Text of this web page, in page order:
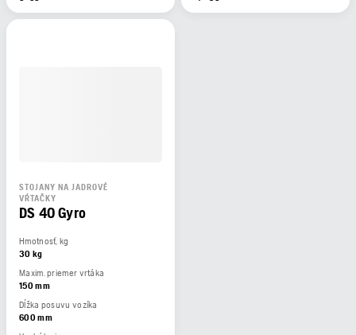
STOJANY NA JADROVÉ
VŔTAČKY
DS 40 Gyro
Hmotnosť, kg
30 kg
Maxim. priemer vrtáka
150 mm
Dĺžka posuvu vozíka
600 mm